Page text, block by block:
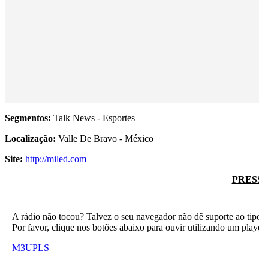
Segmentos: Talk News - Esportes
Localização: Valle De Bravo - México
Site: http://miled.com
A rádio não tocou? Talvez o seu navegador não dê suporte ao
Por favor, clique nos botões abaixo para ouvir utilizando um
M3UPLS